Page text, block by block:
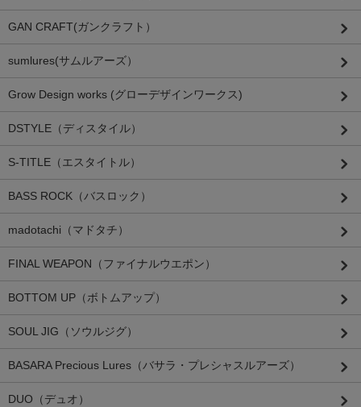
GAN CRAFT(ガンクラフト）
sumlures(サムルアーズ）
Grow Design works (グローデザインワークス)
DSTYLE（ディスタイル）
S-TITLE（エスタイトル）
BASS ROCK（バスロック）
madotachi（マドタチ）
FINAL WEAPON（ファイナルウエポン）
BOTTOM UP（ボトムアップ）
SOUL JIG（ソウルジグ）
BASARA Precious Lures（バサラ・プレシャスルアーズ）
DUO（デュオ）